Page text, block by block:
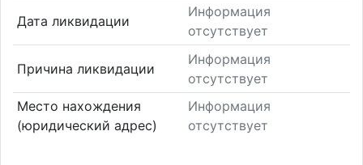
Дата ликвидации
Информация
отсутствует
Причина ликвидации
Информация
отсутствует
Место нахождения
(юридический адрес)
Информация
отсутствует